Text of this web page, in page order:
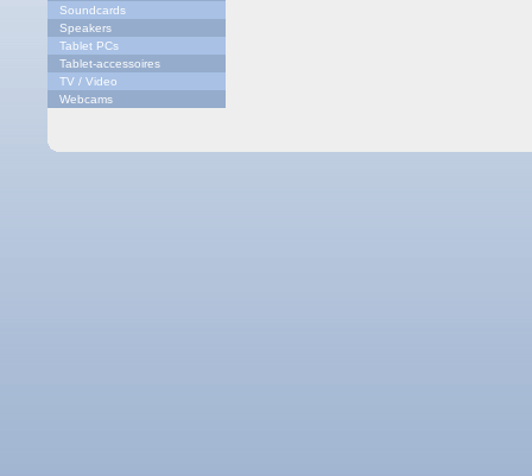
Soundcards
Speakers
Tablet PCs
Tablet-accessoires
TV / Video
Webcams